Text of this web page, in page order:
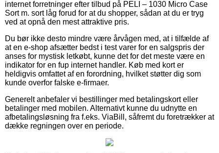
internet forretninger efter tilbud på PELI – 1030 Micro Case
Sort m. sort låg forud for at du shopper, sådan at du er tryg
ved at opnå den mest attraktive pris.
Du bør ikke desto mindre være årvågen med, at i tilfælde af
at en e-shop afsætter bedst i test varer for en salgspris der
anses for mystisk letkøbt, kunne det for det meste være en
indikator for en fup internet handler. Køb med kort er
heldigvis omfattet af en forordning, hvilket støtter dig som
kunde overfor falske e-firmaer.
Generelt anbefaler vi bestillinger med betalingskort eller
betalinger med mobilen. Alternativt kunne du udnytte en
afbetalingsløsning fra f.eks. ViaBill, såfremt du foretrækker at
dække regningen over en periode.